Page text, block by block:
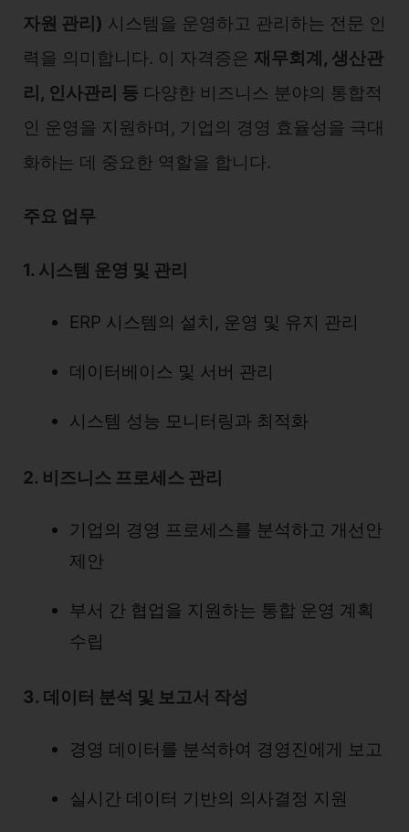
자원 관리) 시스템을 운영하고 관리하는 전문 인
력을 의미합니다. 이 자격증은 재무회계, 생산관
리, 인사관리 등 다양한 비즈니스 분야의 통합적
인 운영을 지원하며, 기업의 경영 효율성을 극대
화하는 데 중요한 역할을 합니다.
주요 업무
1. 시스템 운영 및 관리
ERP 시스템의 설치, 운영 및 유지 관리
데이터베이스 및 서버 관리
시스템 성능 모니터링과 최적화
2. 비즈니스 프로세스 관리
기업의 경영 프로세스를 분석하고 개선안
제안
부서 간 협업을 지원하는 통합 운영 계획
수립
3. 데이터 분석 및 보고서 작성
경영 데이터를 분석하여 경영진에게 보고
실시간 데이터 기반의 의사결정 지원